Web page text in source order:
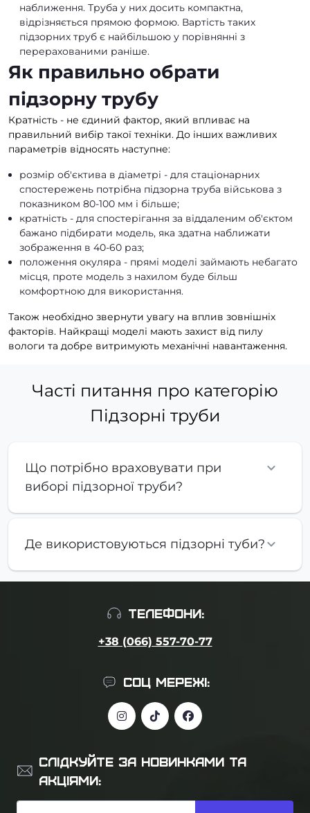
наближення. Труба у них досить компактна,
відрізняється прямою формою. Вартість таких
підзорних труб є найбільшою у порівнянні з
перерахованими раніше.
Як правильно обрати
підзорну трубу
Кратність - не єдиний фактор, який впливає на
правильний вибір такої техніки. До інших важливих
параметрів відносять наступне:
розмір об'єктива в діаметрі - для стаціонарних
спостережень потрібна підзорна труба військова з
показником 80-100 мм і більше;
кратність - для спостерігання за віддаленим об'єктом
бажано підбирати модель, яка здатна наближати
зображення в 40-60 раз;
положення окуляра - прямі моделі займають небагато
місця, проте модель з нахилом буде більш
комфортною для використання.
Також необхідно звернути увагу на вплив зовнішніх
факторів. Найкращі моделі мають захист від пилу
вологи та добре витримують механічні навантаження.
Часті питання про категорію
Підзорні труби
Що потрібно враховувати при
виборі підзорної труби?
Де використовуються підзорні туби?
ТЕЛЕФОНИ:
+38 (066) 557-70-77
СОЦ МЕРЕЖІ:
СЛІДКУЙТЕ ЗА НОВИНКАМИ ТА
АКЦІЯМИ: